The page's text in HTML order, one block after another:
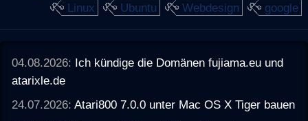
Linux
Ubuntu Webdesign google
04.08.2026: Ich kündige die Domänen fujiama.eu und
atarixle.de
24.07.2026:Atari800 7.0.0 unter Mac OS X Tiger bauen